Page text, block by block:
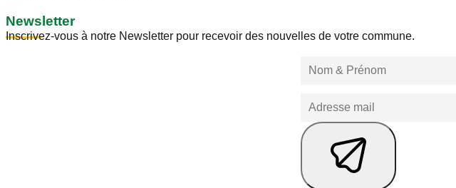
Newsletter
Inscrivez-vous à notre Newsletter pour recevoir des nouvelles de votre commune.